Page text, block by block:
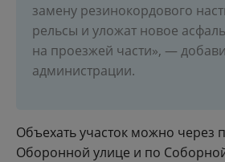
замену резинокордового
рельсы и уложат новое
на проезжей части», —
администрации.
Объехать участок можно через
Оборонной улице и по